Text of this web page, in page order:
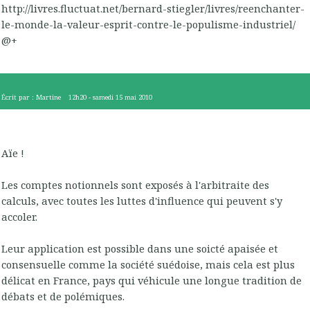
http://livres.fluctuat.net/bernard-stiegler/livres/reenchanter-
le-monde-la-valeur-esprit-contre-le-populisme-industriel/
@+
Écrit par : Martine 12h20 -samedi 15 mai 2010
Aïe !
Les comptes notionnels sont exposés à l'arbitraite des
calculs, avec toutes les luttes d'influence qui peuvent s'y
accoler.
Leur application est possible dans une soicté apaisée et
consensuelle comme la société suédoise, mais cela est plus
délicat en France, pays qui véhicule une longue tradition de
débats et de polémiques.